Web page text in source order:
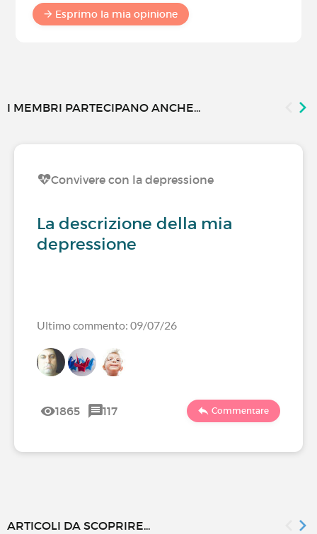
Esprimo la mia opinione
I MEMBRI PARTECIPANO ANCHE...
Convivere con la depressione
La descrizione della mia
depressione
Ultimo commento: 09/07/26
1865 117 Commentare
ARTICOLI DA SCOPRIRE...